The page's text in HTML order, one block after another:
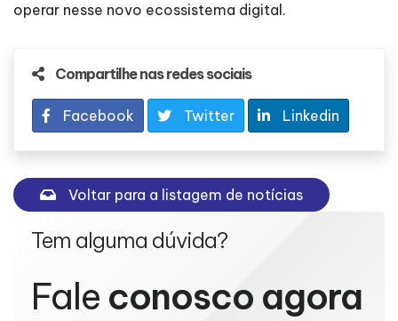
operar nesse novo ecossistema digital.
Compartilhe nas redes sociais
Facebook Twitter Linkedin
Voltar para a listagem de notícias
Tem alguma dúvida?
Fale conosco agora